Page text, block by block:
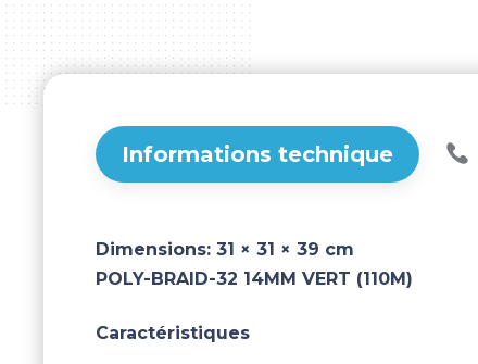
Informations technique
Dimensions: 31 × 31 × 39 cm
POLY-BRAID-32 14MM VERT (110M)
Caractéristiques